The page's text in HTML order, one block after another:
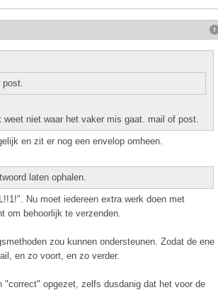
post.
weet niet waar het vaker mis gaat. mail of post.
en zit er nog een envelop omheen.
laten ophalen.
Nu moet iedereen extra werk doen met
om behoorlijk te verzenden.
zou kunnen ondersteunen. Zodat de ene
en zo voort, en zo verder.
opgezet, zelfs dusdanig dat het voor de